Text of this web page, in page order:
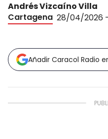
Andrés Vizcaíno Villa
Cartagena 28/04/2026
Añadir Caracol Radio